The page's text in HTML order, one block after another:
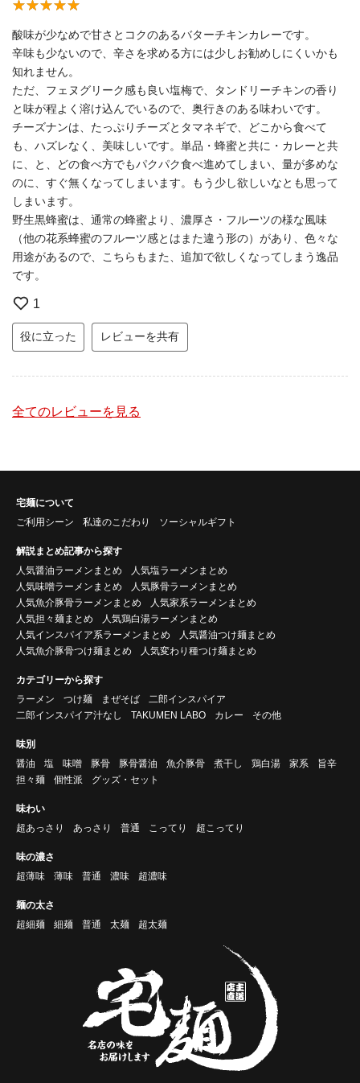
酸味が少なめで甘さとコクのあるバターチキンカレーです。
辛味も少ないので、辛さを求める方には少しお勧めしにくいかも
知れません。
ただ、フェヌグリーク感も良い塩梅で、タンドリーチキンの香り
と味が程よく溶け込んでいるので、奥行きのある味わいです。
チーズナンは、たっぷりチーズとタマネギで、どこから食べて
も、ハズレなく、美味しいです。単品・蜂蜜と共に・カレーと共
に、と、どの食べ方でもパクパク食べ進めてしまい、量が多めな
のに、すぐ無くなってしまいます。もう少し欲しいなとも思って
しまいます。
野生黒蜂蜜は、通常の蜂蜜より、濃厚さ・フルーツの様な風味
（他の花系蜂蜜のフルーツ感とはまた違う形の）があり、色々な
用途があるので、こちらもまた、追加で欲しくなってしまう逸品
です。
1
役に立った レビューを共有
全てのレビューを見る
宅麺について
ご利用シーン
私達のこだわり ソーシャルギフト
解説まとめ記事から探す
人気醤油ラーメンまとめ
人気塩ラーメンまとめ
人気味噌ラーメンまとめ
人気豚骨ラーメンまとめ
人気魚介豚骨ラーメンまとめ
人気家系ラーメンまとめ
人気担々麺まとめ
人気鶏白湯ラーメンまとめ
人気インスパイア系ラーメンまとめ
人気醤油つけ麺まとめ
人気魚介豚骨つけ麺まとめ
人気変わり種つけ麺まとめ
カテゴリーから探す
ラーメン
つけ麺 まぜそば
二郎インスパイア
二郎インスパイア汁なし
TAKUMEN LABO カレー その他
味別
醤油
塩 味噌 豚骨 豚骨醤油 魚介豚骨 煮干し 鶏白湯 家系
旨辛
担々麺
個性派 グッズ・セット
味わい
超あっさり
あっさり 普通 こってり 超こってり
味の濃さ
超薄味
薄味 普通 濃味 超濃味
麺の太さ
超細麺
細麺 普通 太麺 超太麺